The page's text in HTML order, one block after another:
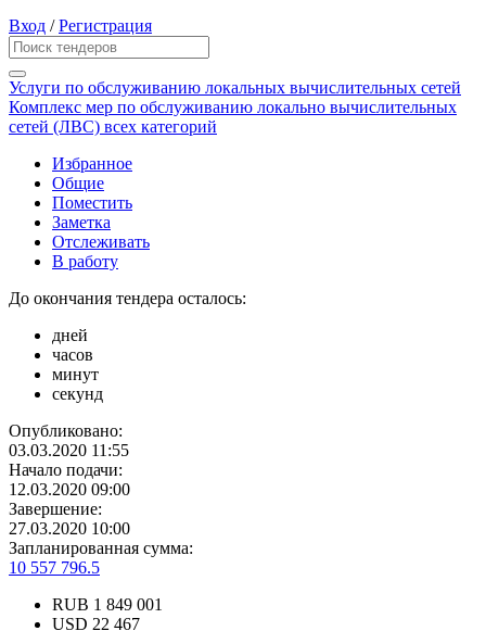
Вход /Регистрация
Услуги по обслуживанию локальных вычислительных сетей
Комплекс мер по обслуживанию локально вычислительных
сетей (ЛВС) всех категорий
Избранное
Общие
Поместить
Заметка
Отслеживать
В работу
До окончания тендера осталось:
дней
часов
минут
секунд
Опубликовано:
03.03.2020 11:55
Начало подачи:
12.03.2020 09:00
Завершение:
27.03.2020 10:00
Запланированная сумма:
10 557 796.5
RUB 1 849 001
USD 22 467